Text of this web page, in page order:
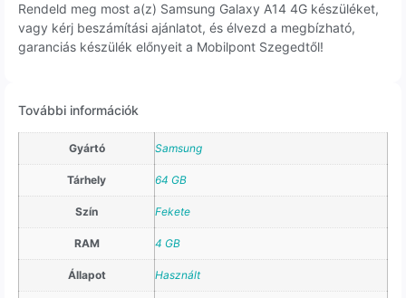
Rendeld meg most a(z) Samsung Galaxy A14 4G készüléket,
vagy kérj beszámítási ajánlatot, és élvezd a megbízható,
garanciás készülék előnyeit a Mobilpont Szegedtől!
További információk
Gyártó Samsung
Tárhely 64 GB
Szín Fekete
RAM 4 GB
Állapot Használt